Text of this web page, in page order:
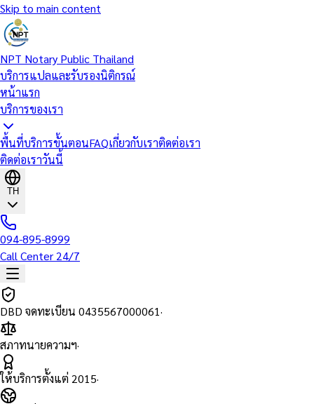
Skip to main content
NPT Notary Public Thailand
บริการแปลและรับรองนิติกรณ์
หน้าแรก
บริการของเรา
พื้นที่บริการขั้นตอนFAQเกี่ยวกับเราติดต่อเรา
ติดต่อเราวันนี้
TH
094-895-8999
Call Center 24/7
DBD จดทะเบียน 0435567000061·
สภาทนายความฯ·
ให้บริการตั้งแต่ 2015·